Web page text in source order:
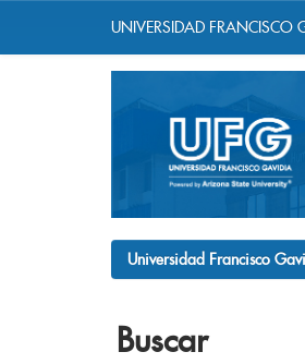
UNIVERSIDAD FRANCISCO
Universidad Francisco
Buscar